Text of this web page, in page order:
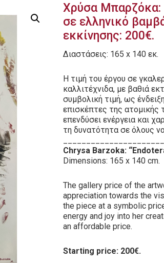
Χρύσα Μπαρζόκα:
σε ελληνικό
εκκίνησης: 200€.
Διαστάσεις: 165 x 140 εκ.
Η τιμή του έργου σε
καλλιτέχνιδα, με βαθιά
συμβολική τιμή, ως
επισκέπτες της
επενδύσει ενέργεια και
τη δυνατότητα σε όλους
Chrysa Barzoka:
Dimensions: 165 x 140 cm.
The gallery price of the
appreciation towards the
the piece at a symbolic
energy and joy into her
an affordable price.
Starting price: 200€.